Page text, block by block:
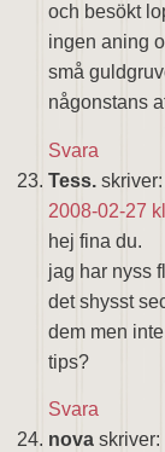
och besökt
ingen aning
små
någonstans
Svara
Tess. skriver:
2008-02-27
hej fina du.
jag har nyss
det shysst
dem men
tips?
Svara
nova skriver: